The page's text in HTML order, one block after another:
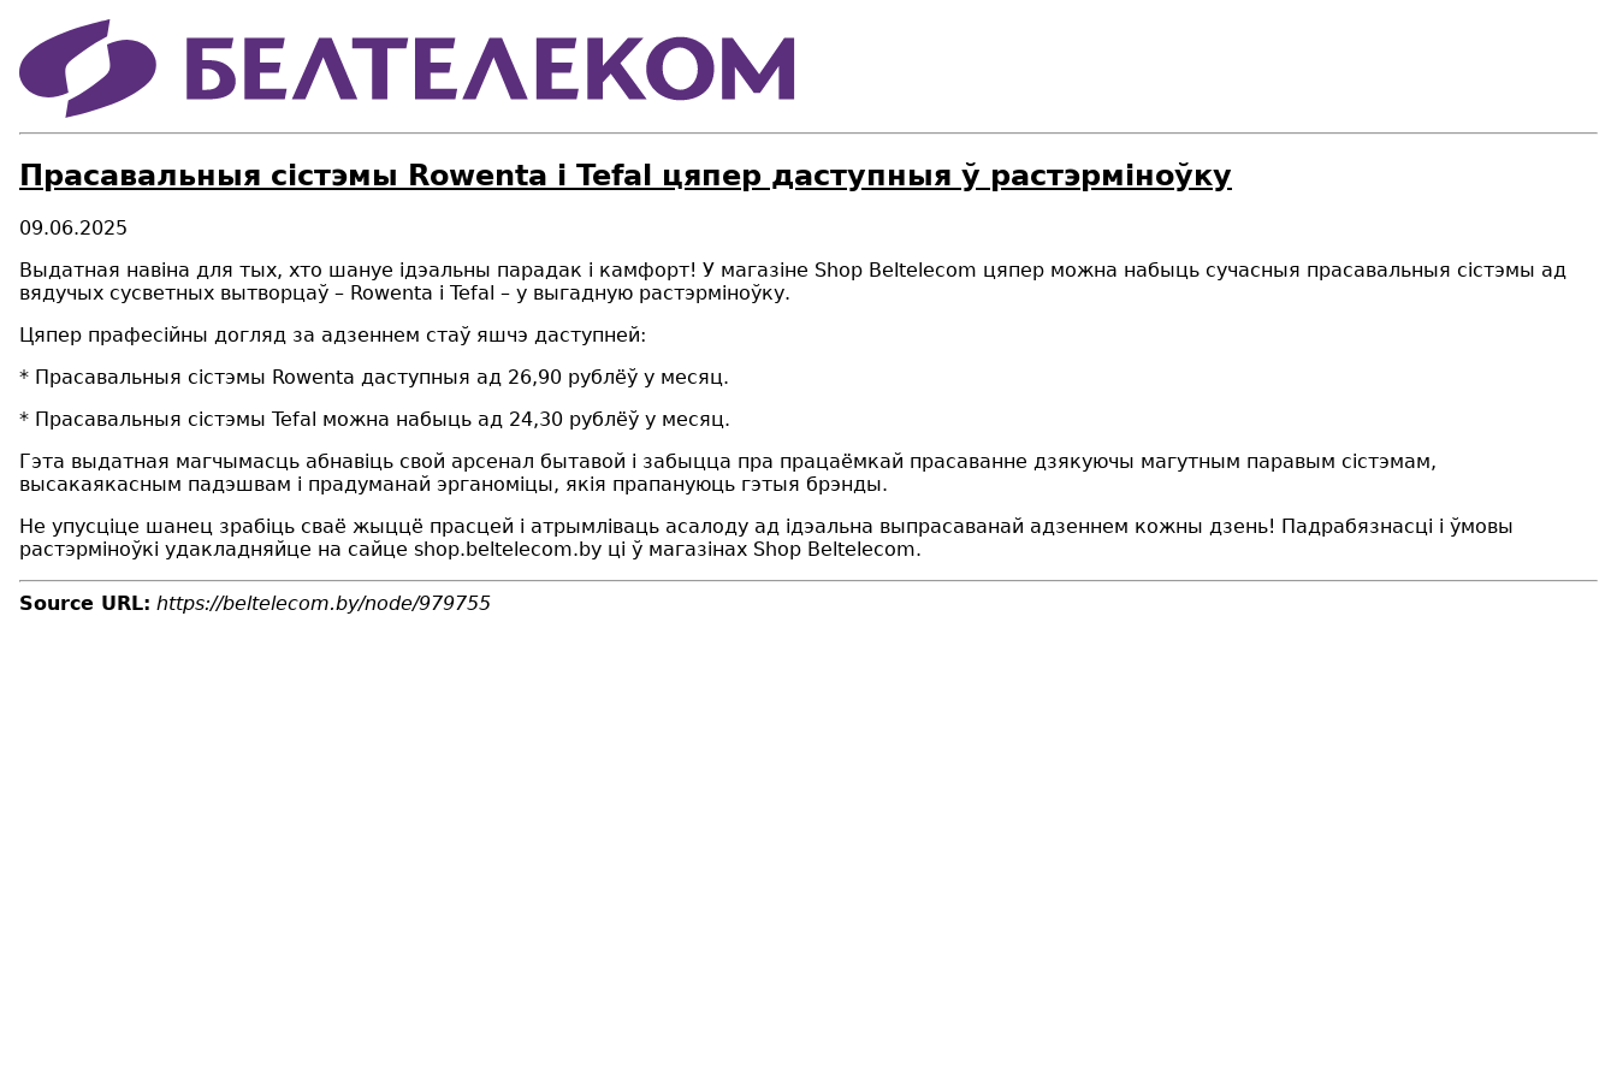
Прасавальныя сістэмы Rowenta і Tefal цяпер даступныя ў растэрміноўку
09.06.2025
Выдатная навіна для тых, хто шануе ідэальны парадак і камфорт! У магазіне Shop Beltelecom цяпер можна набыць сучасныя прасавальныя сістэмы ад
вядучых сусветных вытворцаў – Rowenta і Tefal – у выгадную растэрміноўку.
Цяпер прафесійны догляд за адзеннем стаў яшчэ даступней:
* Прасавальныя сістэмы Rowenta даступныя ад 26,90 рублёў у месяц.
* Прасавальныя сістэмы Tefal можна набыць ад 24,30 рублёў у месяц.
Гэта выдатная магчымасць абнавіць свой арсенал бытавой і забыцца пра працаёмкай прасаванне дзякуючы магутным паравым сістэмам,
высакаякасным падэшвам і прадуманай эрганоміцы, якія прапануюць гэтыя брэнды.
Не упусціце шанец зрабіць сваё жыццё прасцей і атрымліваць асалоду ад ідэальна выпрасаванай адзеннем кожны дзень! Падрабязнасці і ўмовы
растэрміноўкі удакладняйце на сайце shop.beltelecom.by ці ў магазінах Shop Beltelecom.
Source URL: https://beltelecom.by/node/979755